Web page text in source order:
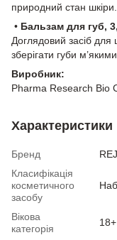
природний стан шкіри.
• Бальзам для губ,
Доглядовий засіб
зберігати губи
Виробник:
Pharma Research Bio
Характеристики
Бренд
Класифікація
косметичного
засобу
Вікова
категорія
18+